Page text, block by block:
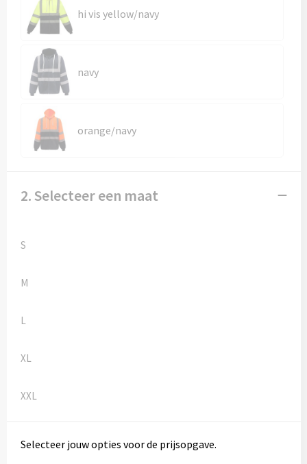
Kledingaccessoires
Ondergoed, Sokken en Nachtkleding
Vesten
hi vis yellow/navy
navy
orange/navy
2. Selecteer een maat
S
M
L
XL
XXL
Selecteer jouw opties voor de prijsopgave.